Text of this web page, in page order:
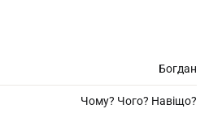
Богдан
Чому? Чого? Навіщо?